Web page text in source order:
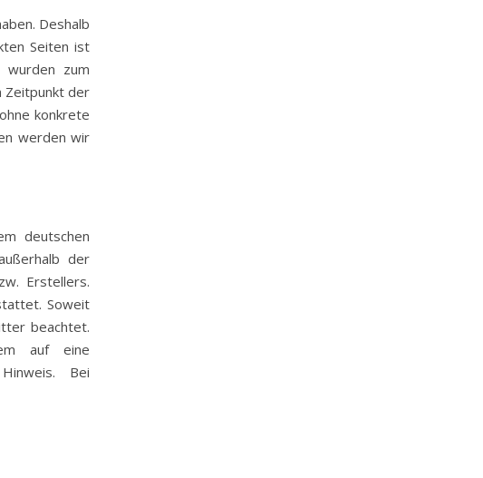
Deshalb
Seiten ist
zum
Zeitpunkt der
konkrete
werden wir
deutschen
der
Erstellers.
Soweit
beachtet.
auf eine
Bei